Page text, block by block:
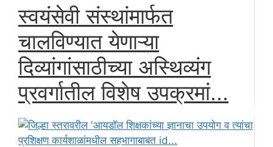
स्वयंसेवी संस्थांमार्फत
चालविण्यात येणाऱ्या
दिव्यांगांसाठीच्या अस्थिव्यंग
प्रवर्गातील विशेष उपक्रमां...